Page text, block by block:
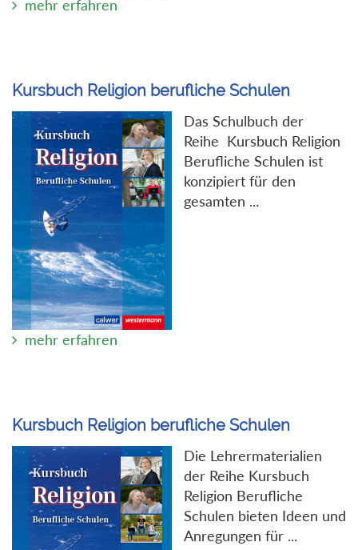
mehr erfahren
Kursbuch Religion berufliche Schulen
Das Schulbuch der
Reihe Kursbuch Religion
Berufliche Schulen ist
konzipiert für den
gesamten ...
mehr erfahren
Kursbuch Religion berufliche Schulen
Die Lehrermaterialien
der Reihe Kursbuch
Religion Berufliche
Schulen bieten Ideen und
Anregungen für ...